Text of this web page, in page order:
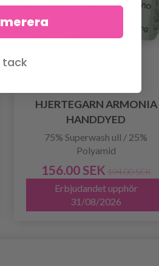
HJERTEGARN ARMONIA
HANDDYED
75% Superwash ull / 25%
Polyamid
156.00 SEK 194.00 SEK
Erbjudandet upphör
31/08/2026
tack